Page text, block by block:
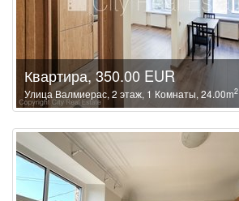
Квартира, 350.00 EUR
Улица Валмиерас, 2 этаж, 1 Комнаты, 24.00m2